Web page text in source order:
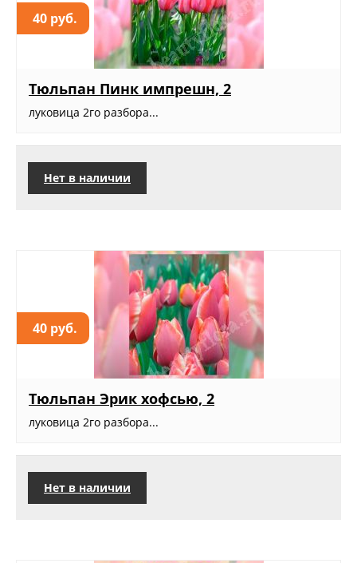
40 руб.
Тюльпан Пинк импрешн, 2
луковица 2го разбора...
Нет в наличии
40 руб.
Тюльпан Эрик хофсью, 2
луковица 2го разбора...
Нет в наличии